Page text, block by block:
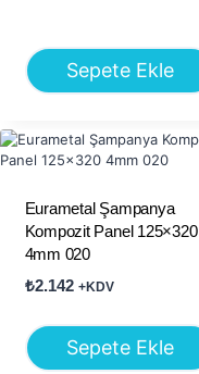
Sepete Ekle
Eurametal Şampanya
Kompozit Panel 125×320
4mm 020
₺2.142 +KDV
Sepete Ekle